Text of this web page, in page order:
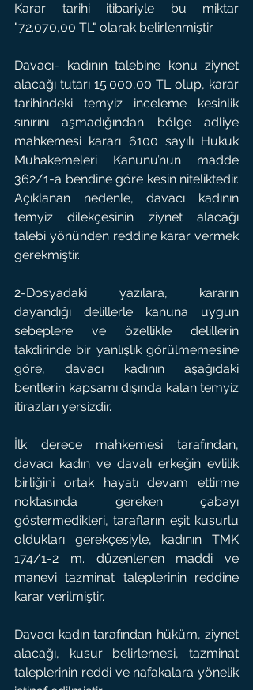
Karar tarihi itibariyle bu miktar
"72.070,00 TL" olarak belirlenmiştir.
Davacı- kadının talebine konu ziynet
alacağı tutarı 15.000,00 TL olup, karar
tarihindeki temyiz inceleme kesinlik
sınırını aşmadığından bölge adliye
mahkemesi kararı 6100 sayılı Hukuk
Muhakemeleri Kanunu’nun madde
362/1-a bendine göre kesin niteliktedir.
Açıklanan nedenle, davacı kadının
temyiz dilekçesinin ziynet alacağı
talebi yönünden reddine karar vermek
gerekmiştir.
2-Dosyadaki yazılara, kararın
dayandığı delillerle kanuna uygun
sebeplere ve özellikle delillerin
takdirinde bir yanlışlık görülmemesine
göre, davacı kadının aşağıdaki
bentlerin kapsamı dışında kalan temyiz
itirazları yersizdir.
İlk derece mahkemesi tarafından,
davacı kadın ve davalı erkeğin evlilik
birliğini ortak hayatı devam ettirme
noktasında gereken çabayı
göstermedikleri, tarafların eşit kusurlu
oldukları gerekçesiyle, kadının TMK
174/1-2 m. düzenlenen maddi ve
manevi tazminat taleplerinin reddine
karar verilmiştir.
Davacı kadın tarafından hüküm, ziynet
alacağı, kusur belirlemesi, tazminat
taleplerinin reddi ve nafakalara yönelik